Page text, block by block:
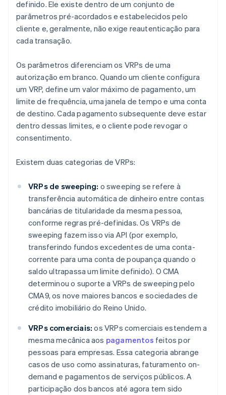
definido. Ele existe dentro de um conjunto de
parâmetros pré-acordados e estabelecidos pelo
cliente e, geralmente, não exige reautenticação para
cada transação.
Os parâmetros diferenciam os VRPs de uma
autorização em branco. Quando um cliente configura
um VRP, define um valor máximo de pagamento, um
limite de frequência, uma janela de tempo e uma conta
de destino. Cada pagamento subsequente deve estar
dentro dessas limites, e o cliente pode revogar o
consentimento.
Existem duas categorias de VRPs:
VRPs de sweeping: o sweeping se refere à
transferência automática de dinheiro entre contas
bancárias de titularidade da mesma pessoa,
conforme regras pré-definidas. Os VRPs de
sweeping fazem isso via API (por exemplo,
transferindo fundos excedentes de uma conta-
corrente para uma conta de poupança quando o
saldo ultrapassa um limite definido). O CMA
determinou o suporte a VRPs de sweeping pelo
CMA9, os nove maiores bancos e sociedades de
crédito imobiliário do Reino Unido.
VRPs comerciais: os VRPs comerciais estendem a
mesma mecânica aos pagamentos feitos por
pessoas para empresas. Essa categoria abrange
casos de uso como assinaturas, faturamento on-
demand e pagamentos de serviços públicos. A
participação dos bancos até agora tem sido